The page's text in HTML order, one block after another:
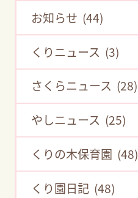
お知らせ (44)
くりニュース (3)
さくらニュース (28)
やしニュース (25)
くりの木保育園 (48)
くり園日記 (48)